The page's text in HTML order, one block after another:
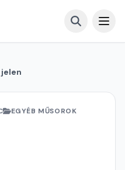
EGYÉB MŰSOROK